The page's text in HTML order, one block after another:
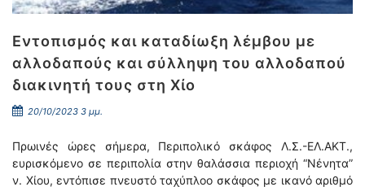
Εντοπισμός και καταδίωξη λέμβου με
αλλοδαπούς και σύλληψη του αλλοδαπού
διακινητή τους στη Χίο
20/10/2023 3 μμ.
Πρωινές ώρες σήμερα, Περιπολικό σκάφος Λ.Σ.-ΕΛ.ΑΚΤ.,
ευρισκόμενο σε περιπολία στην θαλάσσια περιοχή “Νένητα”
ν. Χίου, εντόπισε πνευστό ταχύπλοο σκάφος με ικανό αριθμό